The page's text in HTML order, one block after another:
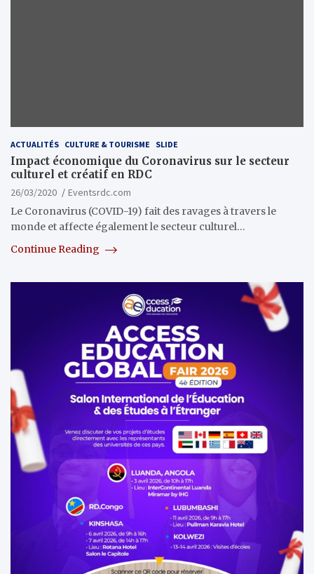
ACTUALITÉS CULTURE & TOURISME SLIDE
Impact économique du Coronavirus sur le secteur
culturel et créatif en RDC
26/03/2020
Eventsrdc.com
Le Coronavirus (COVID-19) fait des ravages à travers le
monde et affecte également le secteur culturel…
Continue Reading